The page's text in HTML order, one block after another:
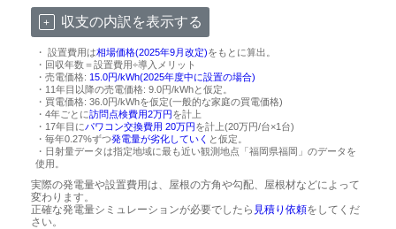
収支の内訳を表示する
・ 設置費用は相場価格(2025年9月改定)をもとに算出。
・回収年数＝設置費用÷導入メリット
・売電価格: 15.0円/kWh(2025年度中に設置の場合)
・11年目以降の売電価格: 9.0円/kWhと仮定。
・買電価格: 36.0円/kWhを仮定(一般的な家庭の買電価格)
・4年ごとに訪問点検費用2万円を計上
・17年目にパワコン交換費用 20万円を計上(20万円/台×1台)
・毎年0.27%ずつ発電量が劣化していく と仮定。
・日射量データは指定地域に最も近い観測地点「福岡県福岡」のデータを
使用。
実際の発電量や設置費用は、屋根の方角や勾配、屋根材などによって
変わります。
正確な発電量シミュレーションが必要でしたら 見積り依頼をしてくだ
さい。